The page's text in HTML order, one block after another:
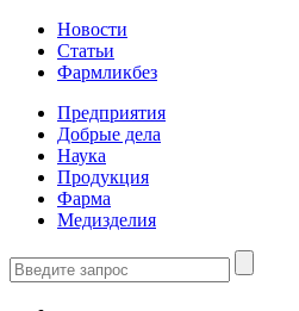
Новости
Статьи
Фармликбез
Предприятия
Добрые дела
Наука
Продукция
Фарма
Медизделия